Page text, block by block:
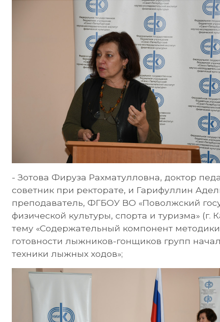
- Зотова Фируза Рахматулловна, доктор
советник при ректорате, и Гарифуллин
преподаватель, ФГБОУ ВО «Поволжский
физической культуры, спорта и туризма»
тему «Содержательный компонент
готовности лыжников-гонщиков групп
техники лыжных ходов»;